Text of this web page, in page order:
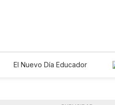
El Nuevo Día Educador